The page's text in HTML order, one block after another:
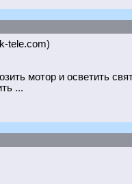
tele.com)
мотор и осветить
...